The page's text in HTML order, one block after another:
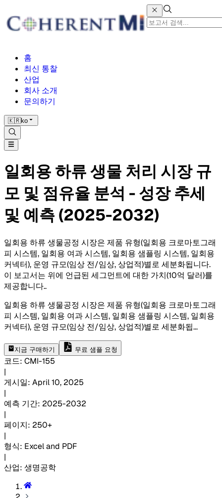
홈
최신 통찰
산업
회사 소개
문의하기
🇰🇷ko
일회용 하류 생물 처리 시장 규
모 및 점유율 분석 - 성장 추세
및 예측 (2025-2032)
일회용 하류 생물공정 시장은 제품 유형(일회용 크로마토그래
피 시스템, 일회용 여과 시스템, 일회용 샘플링 시스템, 일회용
커넥터), 운영 규모(임상 전/임상, 상업적)별로 세분화됩니다.
이 보고서는 위에 언급된 세그먼트에 대한 가치(10억 달러)를
제공합니다..
일회용 하류 생물공정 시장은 제품 유형(일회용 크로마토그래
피 시스템, 일회용 여과 시스템, 일회용 샘플링 시스템, 일회용
커넥터), 운영 규모(임상 전/임상, 상업적)별로 세분화됩...
지금 구매하기 무료 샘플 요청
코드: CMI-155
|
게시일: April 10, 2025
|
예측 기간: 2025-2032
|
페이지: 250+
|
형식: Excel and PDF
|
산업: 생명공학